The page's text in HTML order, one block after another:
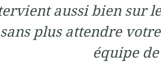
aussi bien sur
plus attendre votre
équipe